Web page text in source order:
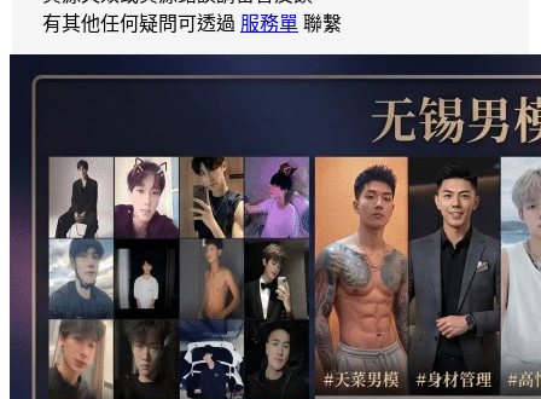
有其他任何疑問可透過 服務單 聯繫